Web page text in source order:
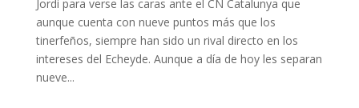
Jordi para verse las caras ante el CN Catalunya que
aunque cuenta con nueve puntos más que los
tinerfeños, siempre han sido un rival directo en los
intereses del Echeyde. Aunque a día de hoy les separan
nueve...